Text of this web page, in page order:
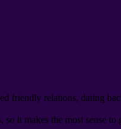
friendly relations,dating
, so it makes the most sense